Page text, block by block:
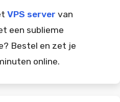
VPS server van
een sublieme
Bestel en zet je
online.